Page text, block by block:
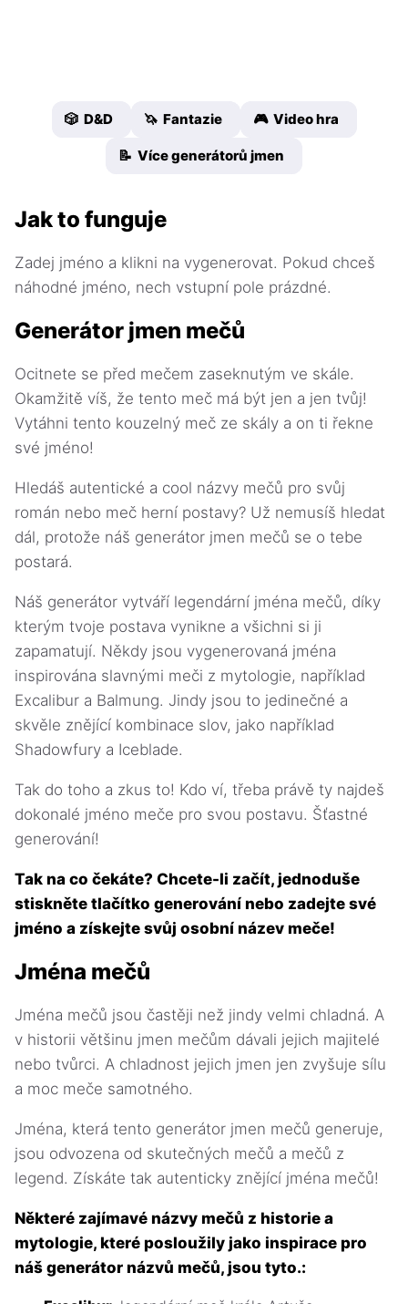
🎲 D&D 🦄 Fantazie 🎮 Video hra
📝 Více generátorů jmen
Jak to funguje
Zadej jméno a klikni na vygenerovat. Pokud chceš
náhodné jméno, nech vstupní pole prázdné.
Generátor jmen mečů
Ocitnete se před mečem zaseknutým ve skále.
Okamžitě víš, že tento meč má být jen a jen tvůj!
Vytáhni tento kouzelný meč ze skály a on ti řekne
své jméno!
Hledáš autentické a cool názvy mečů pro svůj
román nebo meč herní postavy? Už nemusíš hledat
dál, protože náš generátor jmen mečů se o tebe
postará.
Náš generátor vytváří legendární jména mečů, díky
kterým tvoje postava vynikne a všichni si ji
zapamatují. Někdy jsou vygenerovaná jména
inspirována slavnými meči z mytologie, například
Excalibur a Balmung. Jindy jsou to jedinečné a
skvěle znějící kombinace slov, jako například
Shadowfury a Iceblade.
Tak do toho a zkus to! Kdo ví, třeba právě ty najdeš
dokonalé jméno meče pro svou postavu. Šťastné
generování!
Tak na co čekáte? Chcete-li začít, jednoduše
stiskněte tlačítko generování nebo zadejte své
jméno a získejte svůj osobní název meče!
Jména mečů
Jména mečů jsou častěji než jindy velmi chladná. A
v historii většinu jmen mečům dávali jejich majitelé
nebo tvůrci. A chladnost jejich jmen jen zvyšuje sílu
a moc meče samotného.
Jména, která tento generátor jmen mečů generuje,
jsou odvozena od skutečných mečů a mečů z
legend. Získáte tak autenticky znějící jména mečů!
Některé zajímavé názvy mečů z historie a
mytologie, které posloužily jako inspirace pro
náš generátor názvů mečů, jsou tyto.: